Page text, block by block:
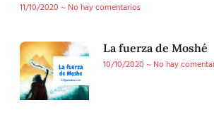
11/10/2020
No hay comentarios
La fuerza de Moshé
10/10/2020
No hay